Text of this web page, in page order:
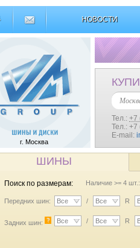
НОВОСТИ
г. Москва
Тел.: +7
Тел.: +7
E-mail:
ШИНЫ
Поиск по размерам: Наличие >= 4 шт.:
Передних шин: Все / Все R
Задних шин: ? Все / Все R